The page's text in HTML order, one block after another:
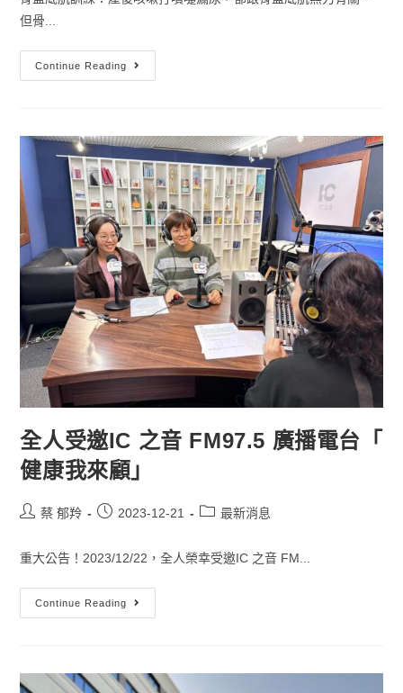
但骨...
Continue Reading
全人受邀IC 之音 FM97.5 廣播電台「
健康我來顧」
蔡 郁羚 2023-12-21 最新消息
重大公告！2023/12/22，全人榮幸受邀IC 之音 FM...
Continue Reading